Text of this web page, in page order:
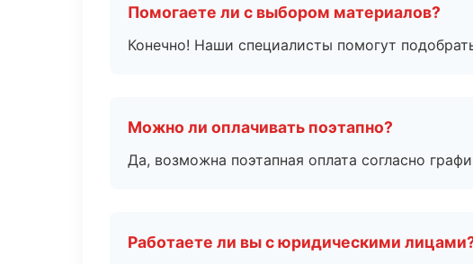
Помогаете ли с выбором материалов?
Конечно! Наши специалисты помогут
Можно ли оплачивать поэтапно?
Да, возможна поэтапная оплата согласно
Работаете ли вы с юридическими